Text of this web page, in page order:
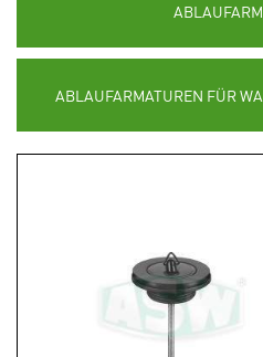
ABLAUFARMATUREN FÜR